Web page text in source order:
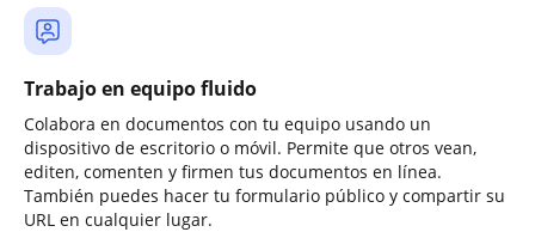
Trabajo en equipo fluido
Colabora en documentos con tu equipo usando un
dispositivo de escritorio o móvil. Permite que otros vean,
editen, comenten y firmen tus documentos en línea.
También puedes hacer tu formulario público y compartir su
URL en cualquier lugar.